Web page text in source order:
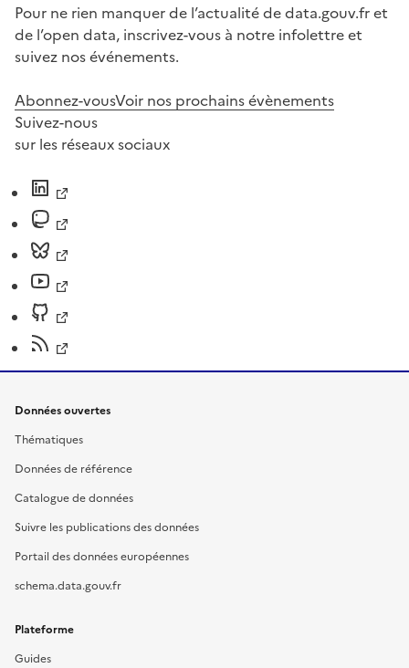
Pour ne rien manquer de l’actualité de data.gouv.fr et
de l’open data, inscrivez-vous à notre infolettre et
suivez nos événements.
Abonnez-vousVoir nos prochains évènements
Suivez-nous
sur les réseaux sociaux
Données ouvertes
Thématiques
Données de référence
Catalogue de données
Suivre les publications des données
Portail des données européennes
schema.data.gouv.fr
Plateforme
Guides